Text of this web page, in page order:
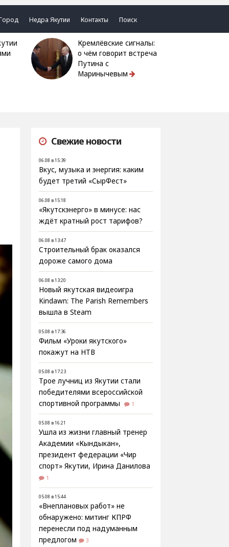
Недра Якутии Контакты Поиск
Кремлёвские сигналы:
о чём говорит встреча
Путина с
Маринычевым
Свежие новости
06.08 в 15:39
Вкус, музыка и энергия: каким
будет третий «СырФест»
06.08 в 15:18
«Якутскэнерго» в минусе: нас
ждёт кратный рост тарифов?
06.08 в 13:47
Строительный брак оказался
дороже самого дома
06.08 в 13:20
Новый якутская видеоигра
Kindawn: The Parish Remembers
вышла в Steam
05.08 в 17:36
Фильм «Уроки якутского»
покажут на НТВ
05.08 в 17:23
Трое лучниц из Якутии стали
победителями всероссийской
спортивной программы
1
05.08 в 16:21
Ушла из жизни главный тренер
Академии «Кындыкан»,
президент федерации «Чир
спорт» Якутии, Ирина Данилова
1
05.08 в 15:44
«Внеплановых работ» не
обнаружено: митинг КПРФ
перенесли под надуманным
предлогом
3